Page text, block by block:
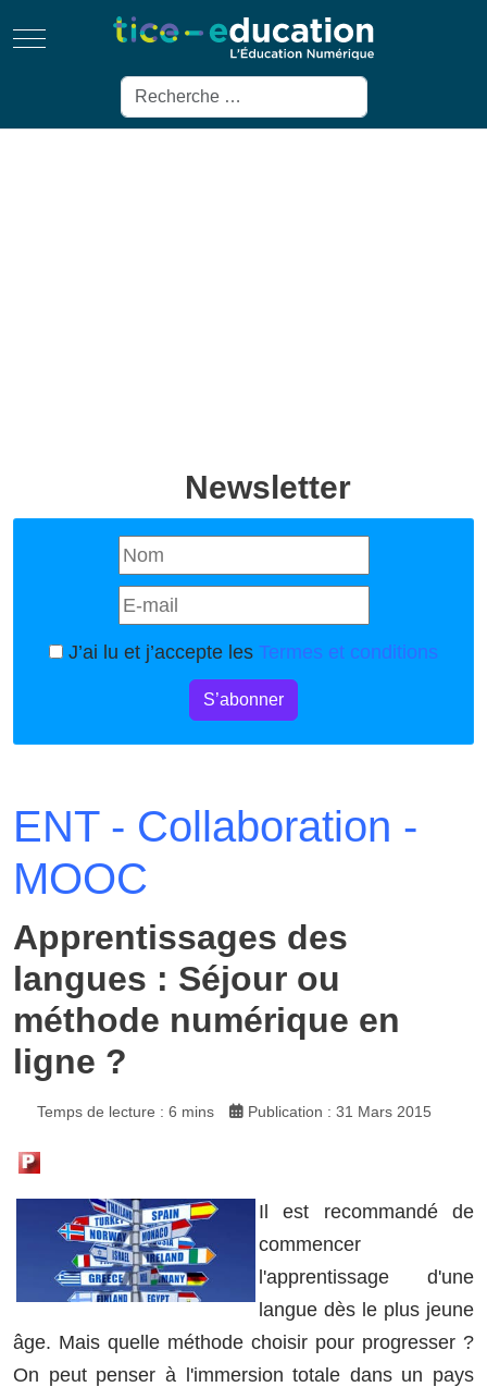
Mobile Menu Toggle
Rechercher
Newsletter
J’ai lu et j’accepte les Termes et conditions
S’abonner
ENT - Collaboration -
MOOC
Apprentissages des
langues : Séjour ou
méthode numérique en
ligne ?
Temps de lecture : 6 mins Publication : 31 Mars 2015
Il est recommandé de
commencer
l'apprentissage d'une
langue dès le plus jeune
âge. Mais quelle méthode choisir pour progresser ?
On peut penser à l'immersion totale dans un pays